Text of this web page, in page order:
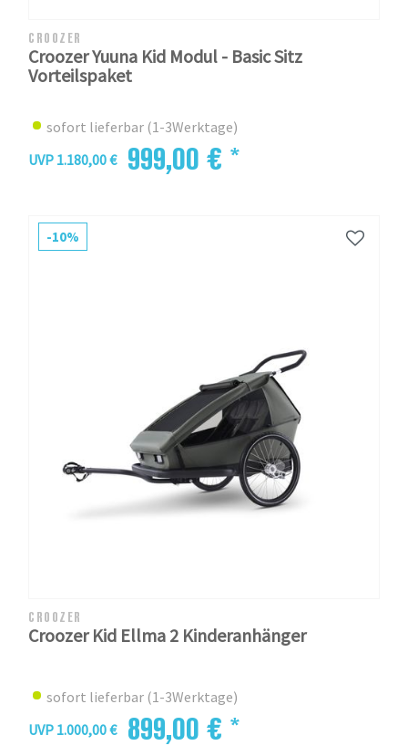
CROOZER
Croozer Yuuna Kid Modul - Basic Sitz
Vorteilspaket
sofort lieferbar (1-3Werktage)
UVP 1.180,00 €
999,00 € *
-10%
CROOZER
Croozer Kid Ellma 2 Kinderanhänger
sofort lieferbar (1-3Werktage)
UVP 1.000,00 €
899,00 € *